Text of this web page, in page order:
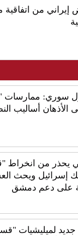
إيراني من اتفاقية
سوري: ممارسات
الأذهان أساليب
يحذر من انخراط
إسرائيل ويحث
على دعم دمشق
جديد لميليشيات